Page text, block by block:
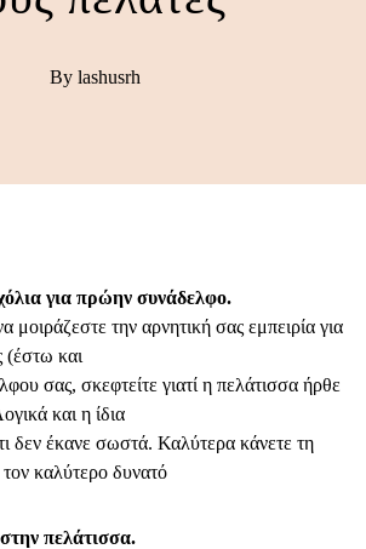
By lashusrh
για πρώην συνάδελφο.
μοιράζεστε την αρνητική σας εμπειρία για
(έστω και
σας, σκεφτείτε γιατί η πελάτισσα ήρθε
και η ίδια
δεν έκανε σωστά. Καλύτερα κάνετε τη
καλύτερο δυνατό
πελάτισσα.